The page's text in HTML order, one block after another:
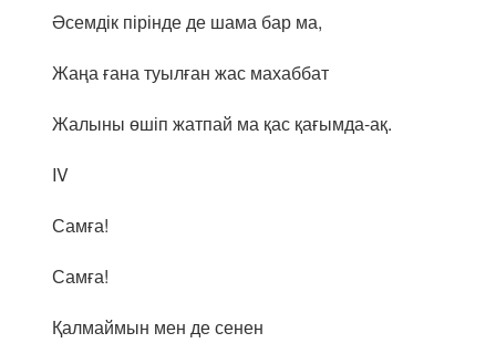
Әсемдік пірінде де шама бар ма,
Жаңа ғана туылған жас махаббат
Жалыны өшіп жатпай ма қас қағымда-ақ.
IV
Самға!
Самға!
Қалмаймын мен де сенен